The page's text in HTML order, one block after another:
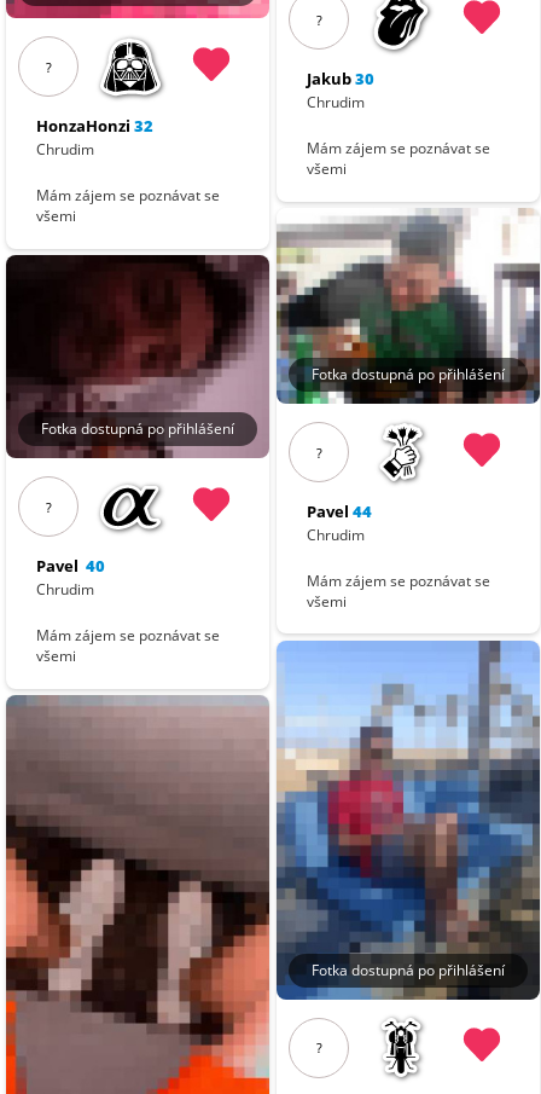
?
HonzaHonzi 32
Chrudim
Mám zájem se poznávat se
všemi
Fotka dostupná po přihlášení
?
Pavel 40
Chrudim
Mám zájem se poznávat se
všemi
?
Jakub30
Chrudim
Mám zájem se poznávat se
všemi
Fotka dostupná po přihlášení
?
Pavel 44
Chrudim
Mám zájem se poznávat se
všemi
Fotka dostupná po přihlášení
?